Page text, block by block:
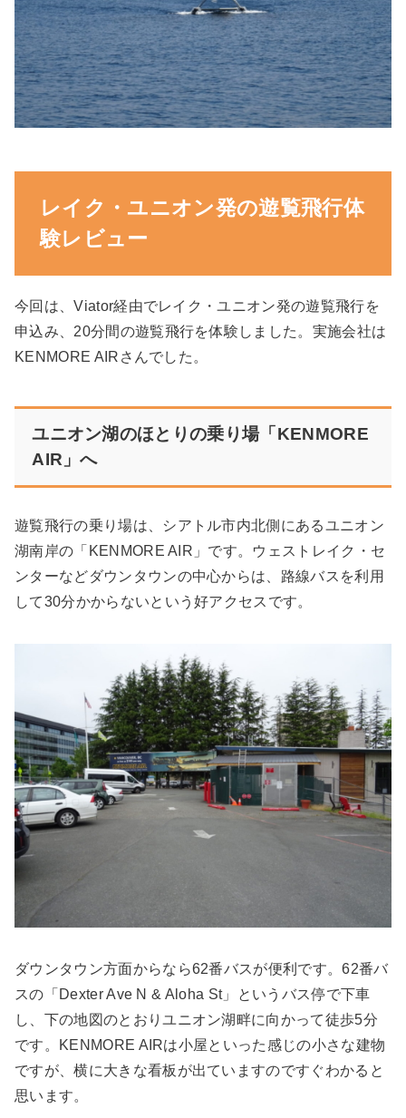
レイク・ユニオン発の遊覧飛行体
験レビュー
今回は、Viator経由でレイク・ユニオン発の遊覧飛行を
申込み、20分間の遊覧飛行を体験しました。実施会社は
KENMORE AIRさんでした。
ユニオン湖のほとりの乗り場「KENMORE
AIR」へ
遊覧飛行の乗り場は、シアトル市内北側にあるユニオン
湖南岸の「KENMORE AIR」です。ウェストレイク・セ
ンターなどダウンタウンの中心からは、路線バスを利用
して30分かからないという好アクセスです。
ダウンタウン方面からなら62番バスが便利です。62番バ
スの「Dexter Ave N & Aloha St」というバス停で下車
し、下の地図のとおりユニオン湖畔に向かって徒歩5分
です。KENMORE AIRは小屋といった感じの小さな建物
ですが、横に大きな看板が出ていますのですぐわかると
思います。